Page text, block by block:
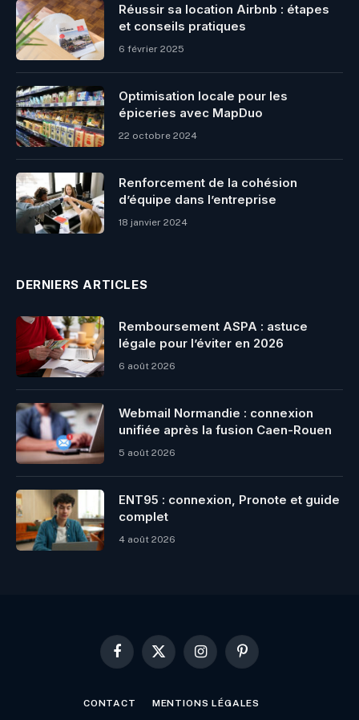
Réussir sa location Airbnb : étapes
et conseils pratiques
6 février 2025
Optimisation locale pour les
épiceries avec MapDuo
22 octobre 2024
Renforcement de la cohésion
d’équipe dans l’entreprise
18 janvier 2024
DERNIERS ARTICLES
Remboursement ASPA : astuce
légale pour l’éviter en 2026
6 août 2026
Webmail Normandie : connexion
unifiée après la fusion Caen-Rouen
5 août 2026
ENT95 : connexion, Pronote et guide
complet
4 août 2026
Facebook
X
InstagramPinterest
CONTACT MENTIONS LÉGALES